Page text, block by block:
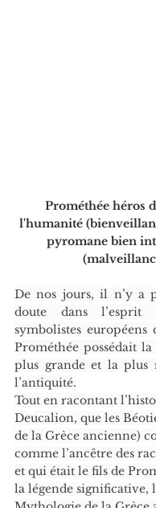
Prométhée héros
l'humanité
pyromane bien
De nos jours, il n’y a
doute dans l’esprit
symbolistes
Prométhée possédait
plus grande et la plus
l’antiquité.
Tout en racontant
Deucalion, que les
de la Grèce ancienne)
comme l’ancêtre des
et qui était le fils de
la légende significative,